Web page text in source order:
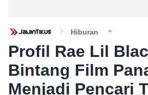
Hiburan
Profil Rae Lil
Bintang Film
Menjadi Pencari